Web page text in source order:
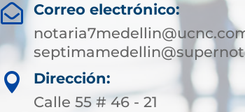

Correo electrónico:

Dirección:
Calle 55 # 46 - 21